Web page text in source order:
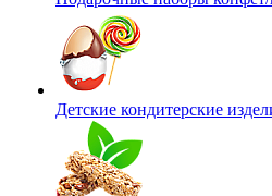
Детские кондитерские